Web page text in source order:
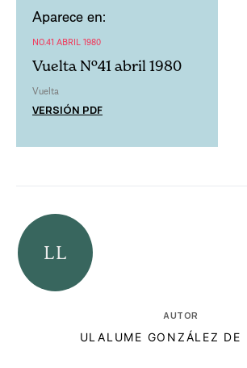
Aparece en:
NO.41 ABRIL 1980
Vuelta Nº41 abril 1980
Vuelta
VERSIÓN PDF
AUTOR
ULALUME GONZÁLEZ DE